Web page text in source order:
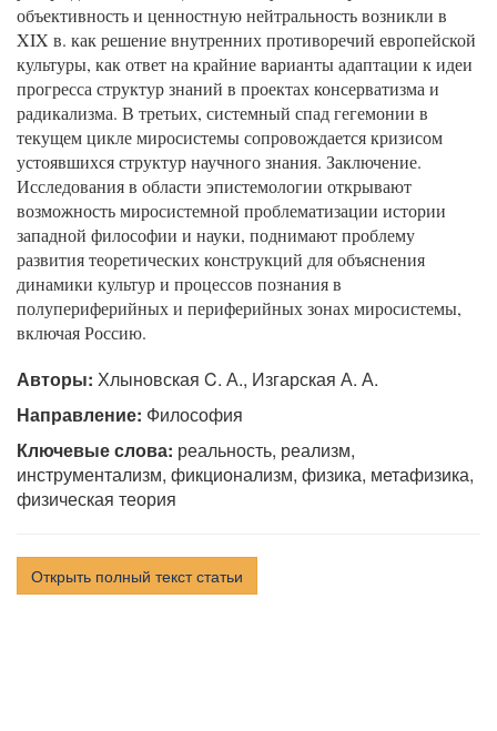
объективность и ценностную нейтральность возникли в
XIX в. как решение внутренних противоречий европейской
культуры, как ответ на крайние варианты адаптации к идеи
прогресса структур знаний в проектах консерватизма и
радикализма. В третьих, системный спад гегемонии в
текущем цикле миросистемы сопровождается кризисом
устоявшихся структур научного знания. Заключение.
Исследования в области эпистемологии открывают
возможность миросистемной проблематизации истории
западной философии и науки, поднимают проблему
развития теоретических конструкций для объяснения
динамики культур и процессов познания в
полупериферийных и периферийных зонах миросистемы,
включая Россию.
Авторы: Хлыновская C. А., Изгарская А. А.
Направление: Философия
Ключевые слова: реальность, реализм,
инструментализм, фикционализм, физика, метафизика,
физическая теория
Открыть полный текст статьи